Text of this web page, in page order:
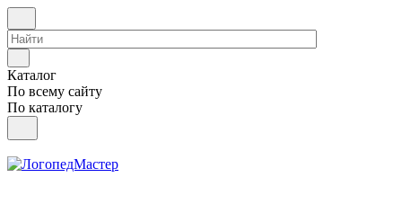
Каталог
По всему сайту
По каталогу